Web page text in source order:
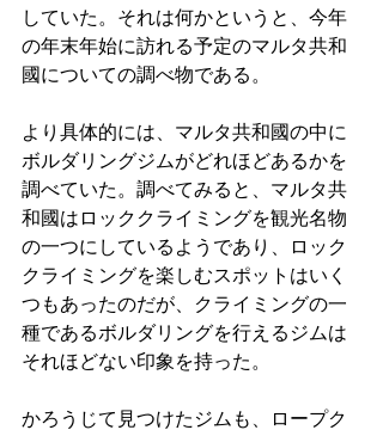
していた。それは何かというと、今年
の年末年始に訪れる予定のマルタ共和
國についての調べ物である。
より具体的には、マルタ共和國の中に
ボルダリングジムがどれほどあるかを
調べていた。調べてみると、マルタ共
和國はロッククライミングを観光名物
の一つにしているようであり、ロック
クライミングを楽しむスポットはいく
つもあったのだが、クライミングの一
種であるボルダリングを行えるジムは
それほどない印象を持った。
かろうじて見つけたジムも、ロープク